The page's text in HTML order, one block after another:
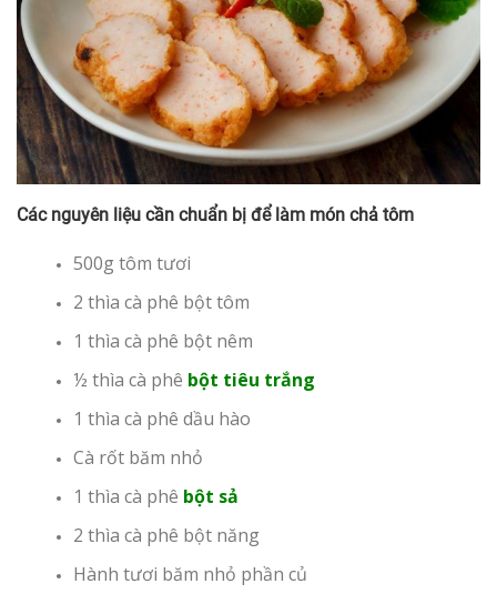
Các nguyên liệu cần chuẩn bị để làm món chả tôm
500g tôm tươi
2 thìa cà phê bột tôm
1 thìa cà phê bột nêm
½ thìa cà phê bột tiêu trắng
1 thìa cà phê dầu hào
Cà rốt băm nhỏ
1 thìa cà phê bột sả
2 thìa cà phê bột năng
Hành tươi băm nhỏ phần củ